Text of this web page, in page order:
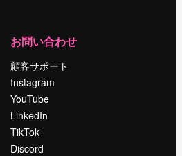
お問い合わせ
顧客サポート
Instagram
YouTube
LinkedIn
TikTok
Discord